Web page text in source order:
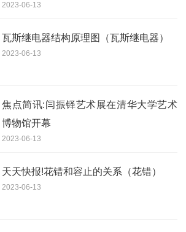
2023-06-13
瓦斯继电器结构原理图（瓦斯继电器）
2023-06-13
焦点简讯:闫振铎艺术展在清华大学艺术
博物馆开幕
2023-06-13
天天快报!花错和容止的关系（花错）
2023-06-13